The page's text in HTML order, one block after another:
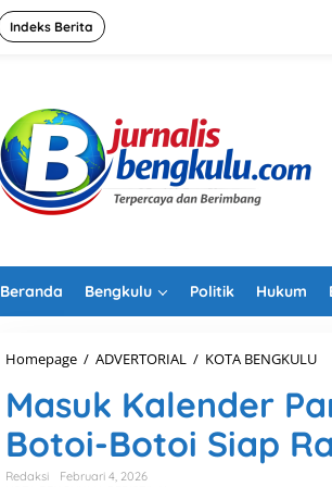
Indeks Berita
Beranda Bengkulu Politik Hukum
Homepage / ADVERTORIAL / KOTA BENGKULU
s
u
k
K
Masuk Kalender
Botoi-Botoi Siap
Redaksi
Februari 4, 2026